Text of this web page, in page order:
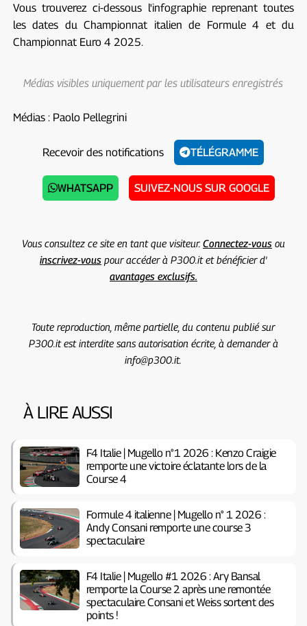
Vous trouverez ci-dessous l'infographie reprenant toutes
les dates du Championnat italien de Formule 4 et du
Championnat Euro 4 2025.
Médias visibles uniquement par les utilisateurs enregistrés
Médias : Paolo Pellegrini
Recevoir des notifications TÉLÉGRAMME
WHATSAPP SUIVEZ-NOUS SUR GOOGLE
Vous consultez ce site en tant que visiteur. Connectez-vousou
inscrivez-vouspour accéder à P300.it et bénéficier d'
avantages exclusifs.
Toute reproduction, même partielle, du contenu publié sur
P300.it est interdite sans autorisation écrite, à demander à
info@p300.it.
À LIRE AUSSI
F4 Italie | Mugello n°1 2026 : Kenzo Craigie
remporte une victoire éclatante lors de la
Course 4
Formule 4 italienne | Mugello n° 1 2026 :
Andy Consani remporte une course 3
spectaculaire
F4 Italie | Mugello #1 2026 : Ary Bansal
remporte la Course 2 après une remontée
spectaculaire. Consani et Weiss sortent des
points !